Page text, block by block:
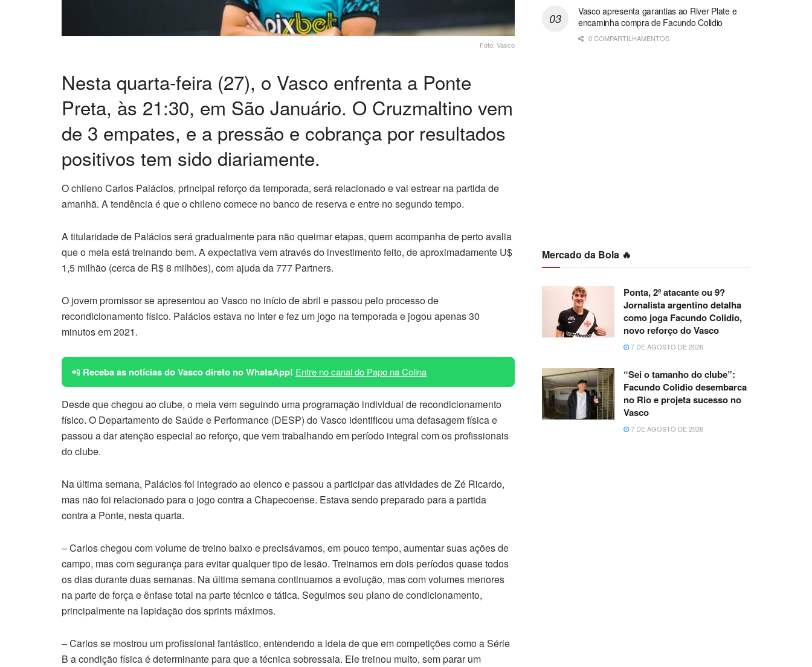
Foto: Vasco
Nesta quarta-feira (27), o Vasco enfrenta a Ponte
Preta, às 21:30, em São Januário. O Cruzmaltino vem
de 3 empates, e a pressão e cobrança por resultados
positivos tem sido diariamente.
O chileno Carlos Palácios, principal reforço da temporada, será relacionado e vai estrear na partida de
amanhã. A tendência é que o chileno comece no banco de reserva e entre no segundo tempo.
A titularidade de Palácios será gradualmente para não queimar etapas, quem acompanha de perto avalia
que o meia está treinando bem. A expectativa vem através do investimento feito, de aproximadamente U$
1,5 milhão (cerca de R$ 8 milhões), com ajuda da 777 Partners.
O jovem promissor se apresentou ao Vasco no início de abril e passou pelo processo de
recondicionamento físico. Palácios estava no Inter e fez um jogo na temporada e jogou apenas 30
minutos em 2021.
📲 Receba as notícias do Vasco direto no WhatsApp! Entre no canal do Papo na Colina
Desde que chegou ao clube, o meia vem seguindo uma programação individual de recondicionamento
físico. O Departamento de Saúde e Performance (DESP) do Vasco identificou uma defasagem física e
passou a dar atenção especial ao reforço, que vem trabalhando em período integral com os profissionais
do clube.
Na última semana, Palácios foi integrado ao elenco e passou a participar das atividades de Zé Ricardo,
mas não foi relacionado para o jogo contra a Chapecoense. Estava sendo preparado para a partida
contra a Ponte, nesta quarta.
– Carlos chegou com volume de treino baixo e precisávamos, em pouco tempo, aumentar suas ações de
campo, mas com segurança para evitar qualquer tipo de lesão. Treinamos em dois períodos quase todos
os dias durante duas semanas. Na última semana continuamos a evolução, mas com volumes menores
na parte de força e ênfase total na parte técnico e tática. Seguimos seu plano de condicionamento,
principalmente na lapidação dos sprints máximos.
– Carlos se mostrou um profissional fantástico, entendendo a ideia de que em competições como a Série
B a condição física é determinante para que a técnica sobressaia. Ele treinou muito, sem parar um
Vasco apresenta garantias ao River Plate e
encaminha compra de Facundo Colidio
0 COMPARTILHAMENTOS
Mercado da Bola 🔥
Ponta, 2º atacante ou 9?
Jornalista argentino detalha
como joga Facundo Colidio,
novo reforço do Vasco
7 DE AGOSTO DE 2026
“Sei o tamanho do clube”:
Facundo Colidio desembarca
no Rio e projeta sucesso no
Vasco
7 DE AGOSTO DE 2026